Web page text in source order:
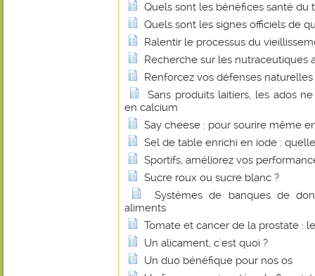
Quels sont les bénéfices santé du
Quels sont les signes officiels de
Ralentir le processus du
Recherche sur les nutraceutiques
Renforcez vos défenses naturelles
Sans produits laitiers, les ados
en calcium
Say cheese : pour sourire même
Sel de table enrichi en iode :
Sportifs, améliorez vos
Sucre roux ou sucre blanc ?
Systèmes de banques de
aliments
Tomate et cancer de la prostate :
Un alicament, c'est quoi ?
Un duo bénéfique pour nos os